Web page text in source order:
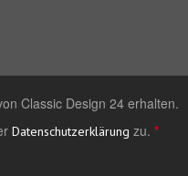
Classic Design 24 erhalten.
Datenschutzerklärung zu. *